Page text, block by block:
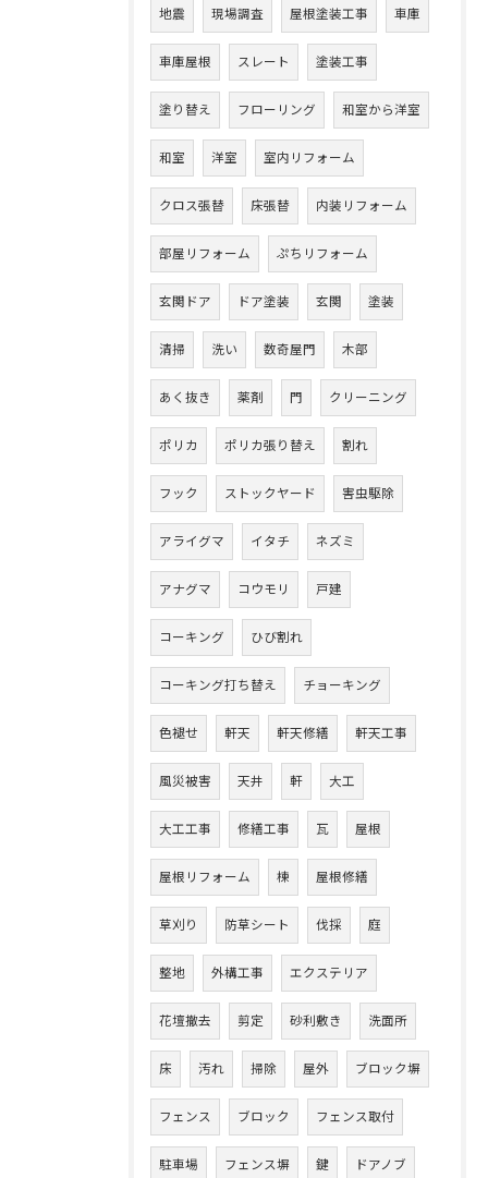
地震 現場調査 屋根塗装工事 車庫
車庫屋根 スレート 塗装工事
塗り替え フローリング 和室から洋室
和室 洋室 室内リフォーム
クロス張替 床張替 内装リフォーム
部屋リフォーム ぷちリフォーム
玄関ドア ドア塗装 玄関 塗装
清掃 洗い 数奇屋門 木部
あく抜き 薬剤 門 クリーニング
ポリカ ポリカ張り替え 割れ
フック ストックヤード 害虫駆除
アライグマ イタチ ネズミ
アナグマ コウモリ 戸建
コーキング ひび割れ
コーキング打ち替え チョーキング
色褪せ 軒天 軒天修繕 軒天工事
風災被害 天井 軒 大工
大工工事 修繕工事 瓦 屋根
屋根リフォーム 棟 屋根修繕
草刈り 防草シート 伐採 庭
整地 外構工事 エクステリア
花壇撤去 剪定 砂利敷き 洗面所
床 汚れ 掃除 屋外 ブロック塀
フェンス ブロック フェンス取付
駐車場 フェンス塀 鍵 ドアノブ